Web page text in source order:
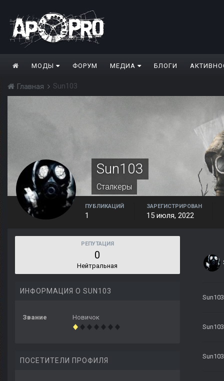
МОДЫ ФОРУМ МЕДИА БЛОГИ
Главная Sun103
Sun103
Сталкеры
ПУБЛИКАЦИЙ
1
ЗАРЕГИСТРИРОВАН
15 июля, 2022
РЕПУТАЦИЯ
0
Нейтральная
ИНФОРМАЦИЯ О SUN103
Звание Новичок
ПОСЕТИТЕЛИ ПРОФИЛЯ
Sun103
Sun103
Sun103